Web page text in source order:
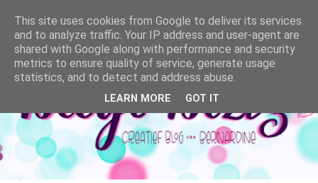
This site uses cookies from Google to deliver its services
and to analyze traffic. Your IP address and user-agent are
shared with Google along with performance and security
metrics to ensure quality of service, generate usage
statistics, and to detect and address abuse.
LEARN MORE GOT IT